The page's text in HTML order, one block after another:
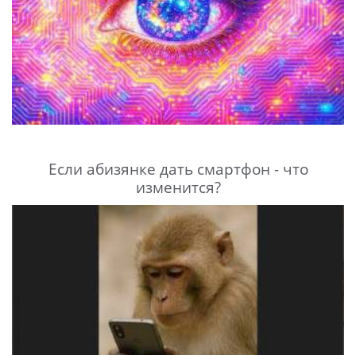
Если абизянке дать смартфон - что
изменится?